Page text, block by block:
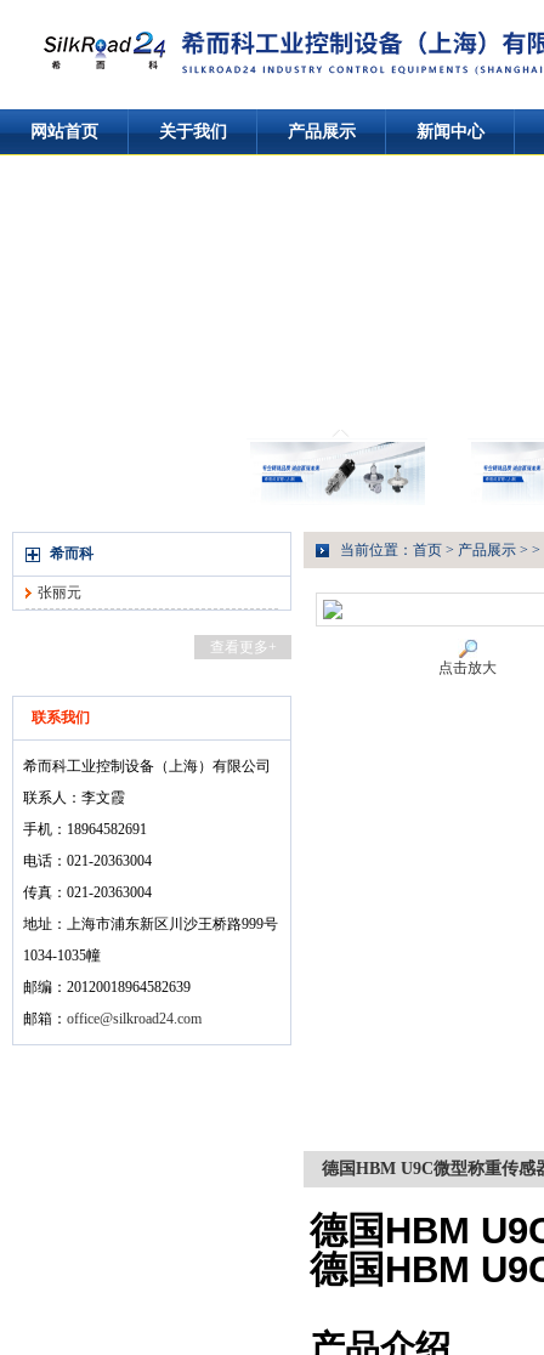
网站首页 关于我们 产品展示 新闻中心
希而科
张丽元
查看更多+
联系我们
希而科工业控制设备（上海）有限公司
联系人：李文霞
手机：18964582691
电话：021-20363004
传真：021-20363004
地址：上海市浦东新区川沙王桥路999号
1034-1035幢
邮编：20120018964582639
邮箱： office@silkroad24.com
当前位置： 首页 > 产品展示 > >
点击放大
德国HBM U9C微型称重传感
德国 HBM
德国 HBM